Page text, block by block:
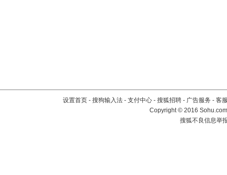
设置首页 - 搜狗输入法 - 支付中心 - 搜狐招聘 - 广告服务 - 客
Copyright©2016
搜狐不良信息举